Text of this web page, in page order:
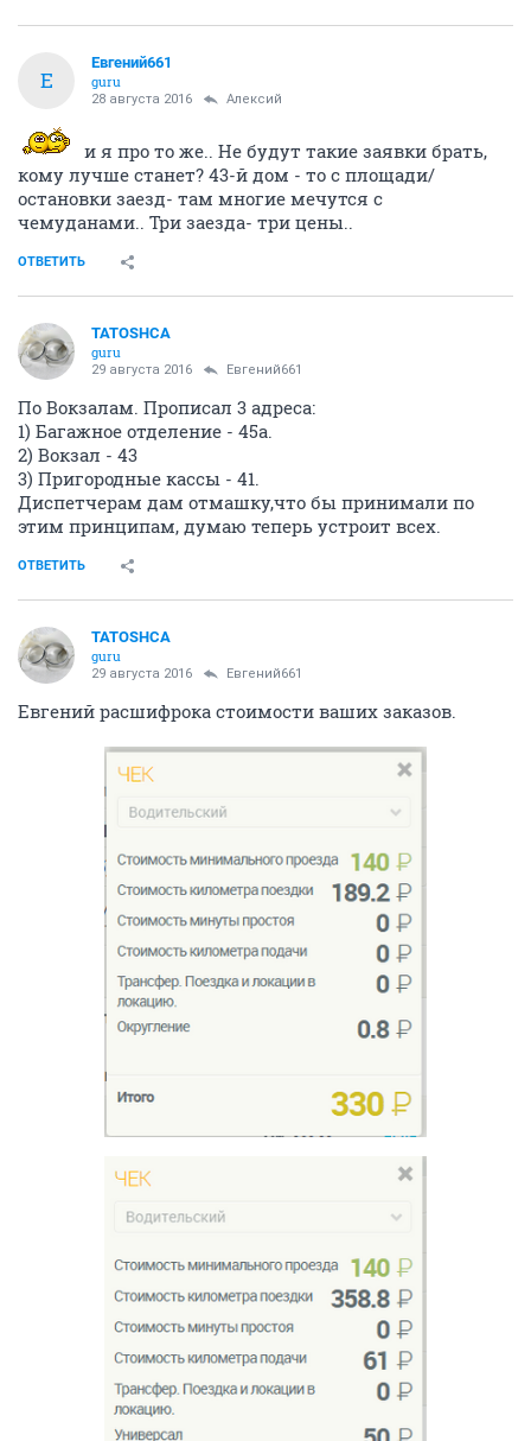
Е
Евгений661
guru
28 августа 2016 Алексий
и я про то же.. Не будут такие заявки брать,
кому лучше станет? 43-й дом - то с площади/
остановки заезд- там многие мечутся с
чемуданами.. Три заезда- три цены..
ОТВЕТИТЬ
TATOSHCA
guru
29 августа 2016 Евгений661
По Вокзалам. Прописал 3 адреса:
1) Багажное отделение - 45а.
2) Вокзал - 43
3) Пригородные кассы - 41.
Диспетчерам дам отмашку,что бы принимали по
этим принципам, думаю теперь устроит всех.
ОТВЕТИТЬ
TATOSHCA
guru
29 августа 2016 Евгений661
Евгений расшифрока стоимости ваших заказов.